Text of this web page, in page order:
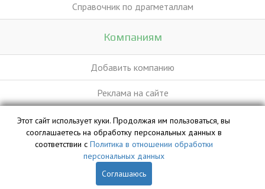
Справочник по драгметаллам
Компаниям
Добавить компанию
Реклама на сайте
База данных сайта vyvoz.org является интеллектуальной
собственностью ООО «Профит» и охраняется законом.
Этот сайт использует куки. Продолжая им пользоваться, вы
сооглашаетесь на обработку персональных данных в
соответствии с Политика в отношении обработки
персональных данных
Соглашаюсь